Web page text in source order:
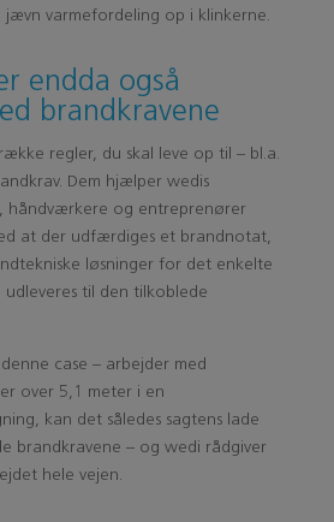
jævn varmefordeling op i klinkerne.
endda også
brandkravene
regler, du skal leve op til – bl.a.
Dem hjælper wedis
håndværkere og entreprenører
at der udfærdiges et brandnotat,
løsninger for det enkelte
til den tilkoblede
case – arbejder med
over 5,1 meter i en
kan det således sagtens lade
brandkravene – og wedi rådgiver
hele vejen.